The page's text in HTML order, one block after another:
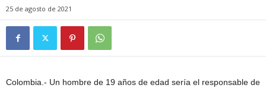
25 de agosto de 2021
Colombia.- Un hombre de 19 años de edad sería el responsable de